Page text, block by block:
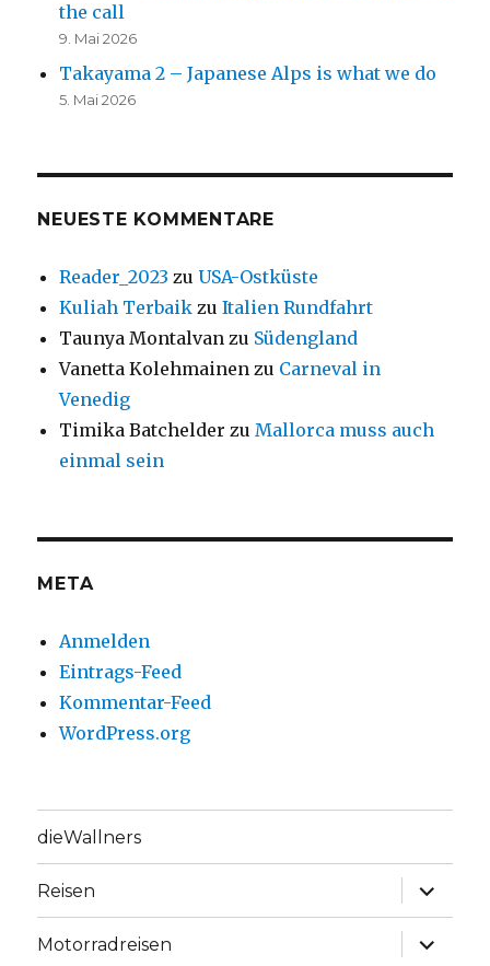
the call
9. Mai 2026
Takayama 2 – Japanese Alps is what we do
5. Mai 2026
NEUESTE KOMMENTARE
Reader_2023 zuUSA-Ostküste
Kuliah Terbaik zuItalien Rundfahrt
Taunya Montalvan zu Südengland
Vanetta Kolehmainen zu Carneval in
Venedig
Timika Batchelder zuMallorca muss auch
einmal sein
META
Anmelden
Eintrags-Feed
Kommentar-Feed
WordPress.org
dieWallners
Reisen
Motorradreisen